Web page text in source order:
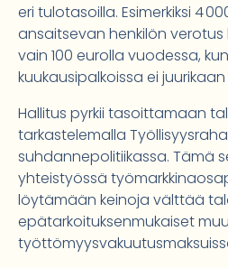
eri tulotasoilla. Esimerkiksi 4
ansaitsevan henkilön
vain 100 eurolla vuodessa,
kuukausipalkoissa ei
Hallitus pyrkii tasoittamaan
tarkastelemalla
suhdannepolitiikassa. Tämä
yhteistyössä
löytämään keinoja välttää
epätarkoituksenmukaiset